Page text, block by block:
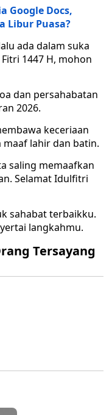
Google Docs,
Libur Puasa?
ada dalam suka
1447 H, mohon
dan persahabatan
2026.
keceriaan
lahir dan batin.
saling memaafkan
Selamat Idulfitri
sahabat terbaikku.
langkahmu.
Tersayang